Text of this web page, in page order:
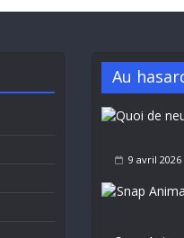
Au
9 avril 2026